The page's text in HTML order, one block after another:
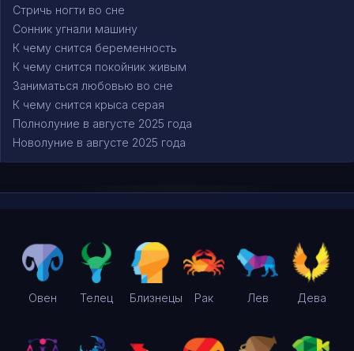
Стричь ногти во сне
Сонник угнали машину
К чему снится беременность
К чему снится покойник живым
Заниматься любовью во сне
К чему снится крыса серая
Полнолуние в августе 2025 года
Новолуние в августе 2025 года
Овен Телец Близнецы Рак Лев Дева